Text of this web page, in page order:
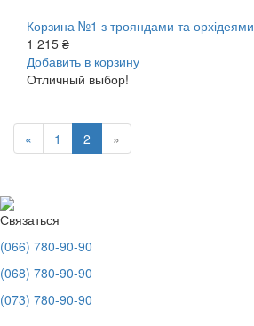
Корзина №1 з трояндами та орхідеями
1 215 ₴
Добавить в корзину
Отличный выбор!
« 1 2 »
Связаться
(066) 780-90-90
(068) 780-90-90
(073) 780-90-90